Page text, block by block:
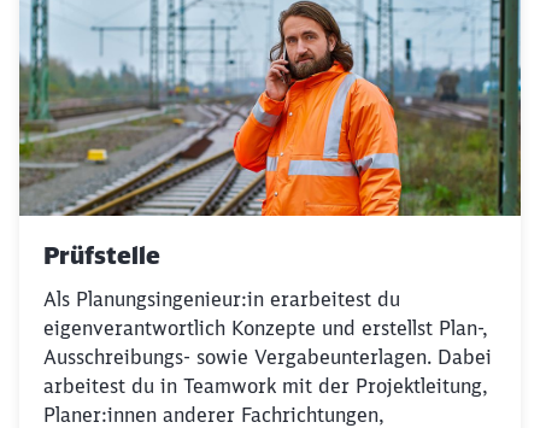
Prüfstelle
Als Planungsingenieur:in erarbeitest du
eigenverantwortlich Konzepte und erstellst Plan-,
Ausschreibungs- sowie Vergabeunterlagen. Dabei
arbeitest du in Teamwork mit der Projektleitung,
Planer:innen anderer Fachrichtungen,